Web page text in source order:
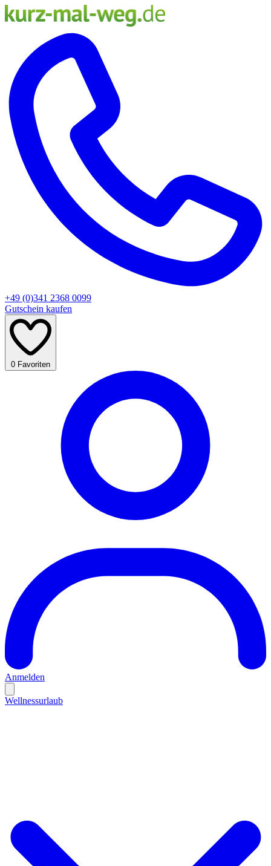
+49 (0)341 2368 0099
Gutschein kaufen
0 Favoriten
Anmelden
Wellnessurlaub